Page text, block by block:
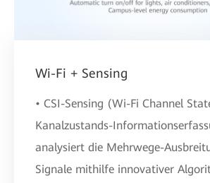
Wi-Fi + Sensing
• CSI-Sensing (Wi-Fi Channel
Kanalzustands-
analysiert die Mehrwege-
Signale mithilfe innovativer